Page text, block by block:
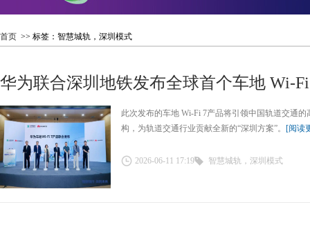
首页 >> 标签：智慧城轨，深圳模式
华为联合深圳地铁发布全球首个车地 Wi-
此次发布的车地 Wi-Fi 7产品将引领中国轨道交通
构，为轨道交通行业贡献全新的“深圳方案”。 [阅读
2026-06-11 17:19 智慧城轨，深圳模式